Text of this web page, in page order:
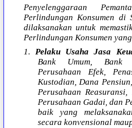
Penyelenggaraan
Perlindungan Konsumen di
dilaksanakan untuk
Perlindungan Konsumen
1. Pelaku Usaha Jasa
Bank Umum, Bank
Perusahaan Efek,
Kustodian, Dana
Perusahaan Reasuransi,
Perusahaan Gadai, dan
baik yang
secara konvensional